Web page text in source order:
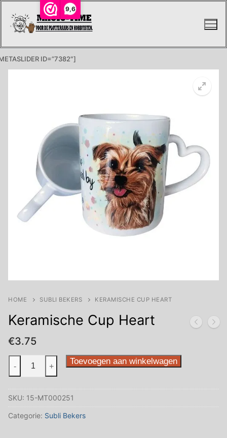
9,6
naar
ID=”7382″]
HOME SUBLI BEKERS KERAMISCHE CUP HEART
Keramische Cup Heart
€3.75
Keramische
Cup
aantal
- + Toevoegen aan winkelwagen
SKU: 15-MT000251
Categorie: Subli Bekers